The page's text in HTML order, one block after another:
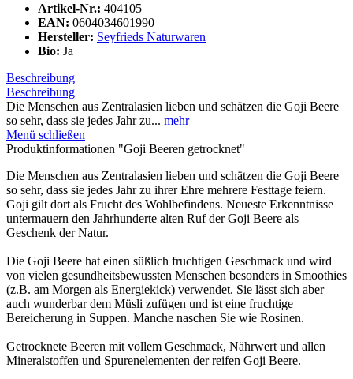
Artikel-Nr.: 404105
EAN: 0604034601990
Hersteller: Seyfrieds Naturwaren
Bio: Ja
Beschreibung
Beschreibung
Die Menschen aus Zentralasien lieben und schätzen die Goji Beere
so sehr, dass sie jedes Jahr zu... mehr
Menü schließen
Produktinformationen "Goji Beeren getrocknet"
Die Menschen aus Zentralasien lieben und schätzen die Goji Beere
so sehr, dass sie jedes Jahr zu ihrer Ehre mehrere Festtage feiern.
Goji gilt dort als Frucht des Wohlbefindens. Neueste Erkenntnisse
untermauern den Jahrhunderte alten Ruf der Goji Beere als
Geschenk der Natur.
Die Goji Beere hat einen süßlich fruchtigen Geschmack und wird
von vielen gesundheitsbewussten Menschen besonders in Smoothies
(z.B. am Morgen als Energiekick) verwendet. Sie lässt sich aber
auch wunderbar dem Müsli zufügen und ist eine fruchtige
Bereicherung in Suppen. Manche naschen Sie wie Rosinen.
Getrocknete Beeren mit vollem Geschmack, Nährwert und allen
Mineralstoffen und Spurenelementen der reifen Goji Beere.